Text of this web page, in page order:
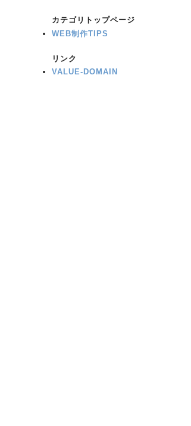
カテゴリトップページ
WEB制作TIPS
リンク
VALUE-DOMAIN